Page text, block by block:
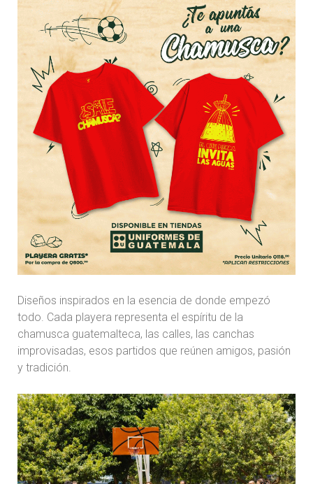
Diseños inspirados en la esencia de donde empezó
todo. Cada playera representa el espíritu de la
chamusca guatemalteca, las calles, las canchas
improvisadas, esos partidos que reúnen amigos, pasión
y tradición.